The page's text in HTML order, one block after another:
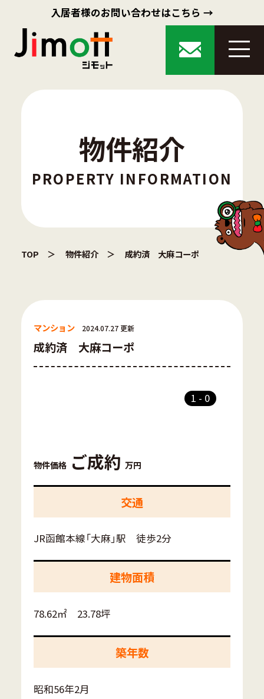
入居者様のお問い合わせはこちら →
物件紹介
PROPERTY INFORMATION
TOP 物件紹介 成約済 大麻コーポ
マンション 2024.07.27 更新
成約済 大麻コーポ
1 - 0
物件価格 ご成約 万円
交通
JR函館本線「大麻」駅 徒歩2分
建物面積
78.62㎡ 23.78坪
築年数
昭和56年2月